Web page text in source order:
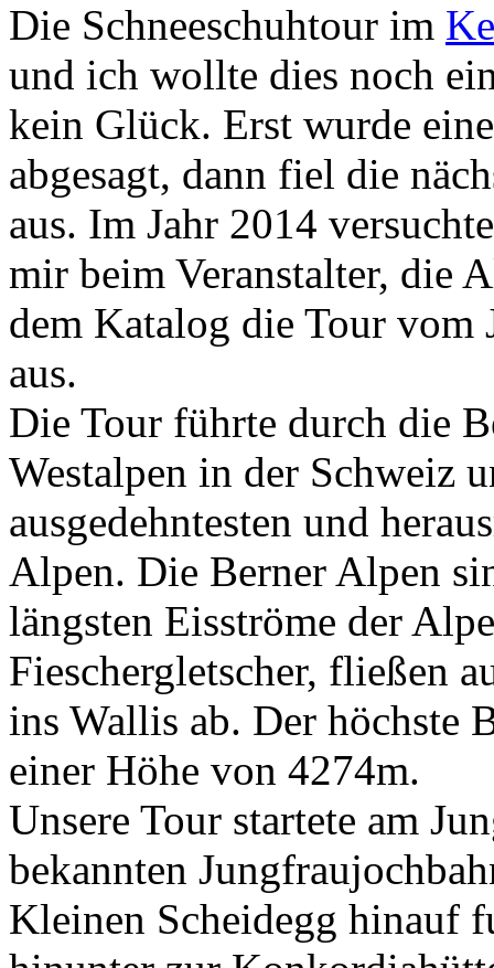
Die Schneeschuhtour im
und ich wollte dies noch
kein Glück. Erst wurde
abgesagt, dann fiel die
aus. Im Jahr 2014
mir beim Veranstalter, die
dem Katalog die Tour vom
aus.
Die Tour führte durch die
Westalpen in der Schweiz
ausgedehntesten und
Alpen. Die Berner Alpen
längsten Eisströme der
Fieschergletscher, fließen
ins Wallis ab. Der höchste
einer Höhe von 4274m.
Unsere Tour startete am
bekannten
Kleinen Scheidegg hinauf